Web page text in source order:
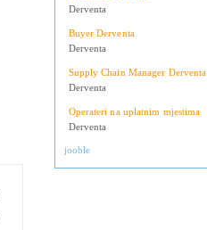
Derventa
Buyer Derventa
Derventa
Supply Chain Manager Derventa
Derventa
Operateri na uplatnim mjestima
Derventa
jooble